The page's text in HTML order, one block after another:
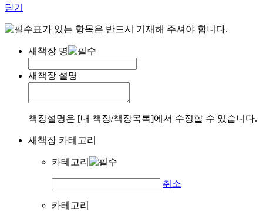
닫기
표가 있는 항목은 반드시 기재해 주셔야 합니다.
새책장 명
새책장 설명
책장설명은 [내 책장/책장목록]에서 수정할 수 있습니다.
새책장 카테고리
카테고리
취소
카테고리